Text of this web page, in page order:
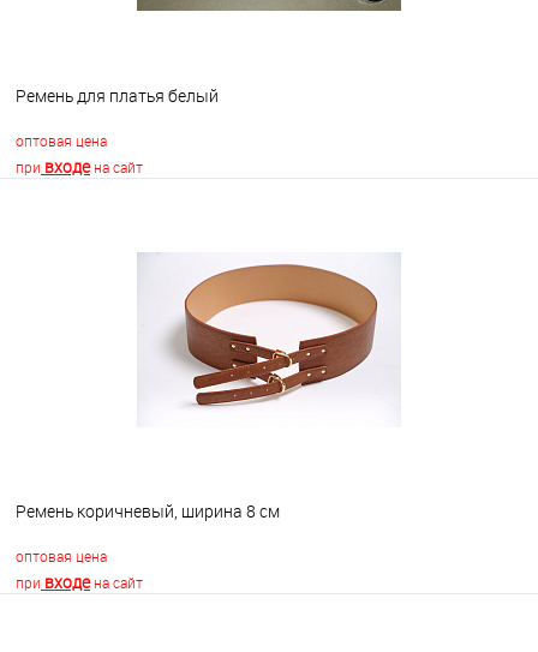
Ремень для платья белый
оптовая цена
при входена сайт
В наличии
Ремень коричневый, ширина 8 см
оптовая цена
при входена сайт